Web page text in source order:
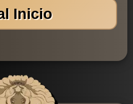
Inicio